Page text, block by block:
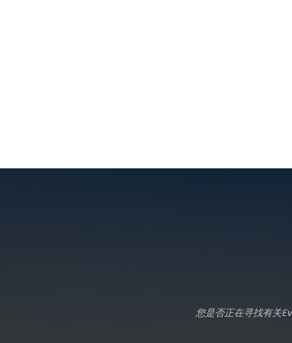
您是否正在寻找有关